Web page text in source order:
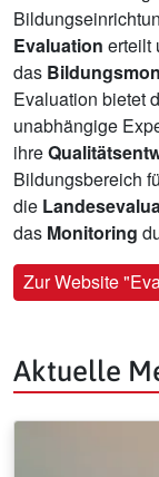
Evaluation erteilt
das
Evaluation bietet
unabhängige
ihre
Bildungsbereich
die
das Monitoring
Zur Website
Aktuelle